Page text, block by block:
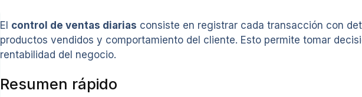
El control de ventas diarias consiste en registrar cada transacción con
productos vendidos y comportamiento del cliente. Esto permite tomar
rentabilidad del negocio.
Resumen rápido